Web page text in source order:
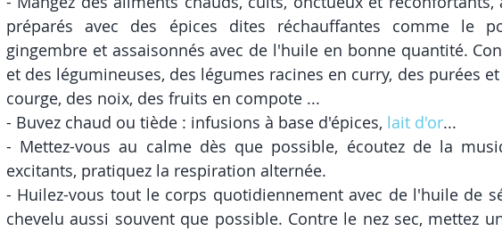
préparés avec des épices dites réchauffantes comme le
gingembre et assaisonnés avec de l'huile en bonne quantité.
et des légumineuses, des légumes racines en curry, des purées
courge, des noix, des fruits en compote ...
- Buvez chaud ou tiède : infusions à base d'épices, lait d'or...
- Mettez-vous au calme dès que possible, écoutez de la
excitants, pratiquez la respiration alternée.
- Huilez-vous tout le corps quotidiennement avec de l'huile de
chevelu aussi souvent que possible. Contre le nez sec, mettez